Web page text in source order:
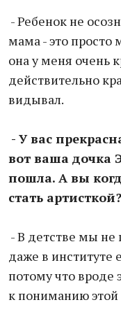
- Ребенок не
мама - это просто
она у меня очень
действительно
видывал.
- У вас
вот ваша дочка
пошла. А вы
стать артисткой?
- В детстве мы
даже в институте
потому что вроде
к пониманию этой